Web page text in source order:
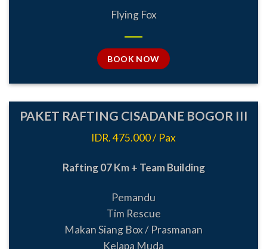
Flying Fox
BOOK NOW
PAKET RAFTING CISADANE BOGOR III
IDR. 475.000 / Pax
Rafting 07 Km + Team Building
Pemandu
Tim Rescue
Makan Siang Box / Prasmanan
Kelapa Muda